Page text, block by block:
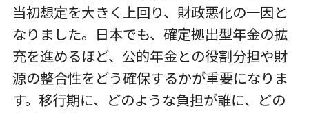
当初想定を大きく上回り、財政悪化の一因と
なりました。日本でも、確定拠出型年金の拡
充を進めるほど、公的年金との役割分担や財
源の整合性をどう確保するかが重要になりま
す。移行期に、どのような負担が誰に、どの